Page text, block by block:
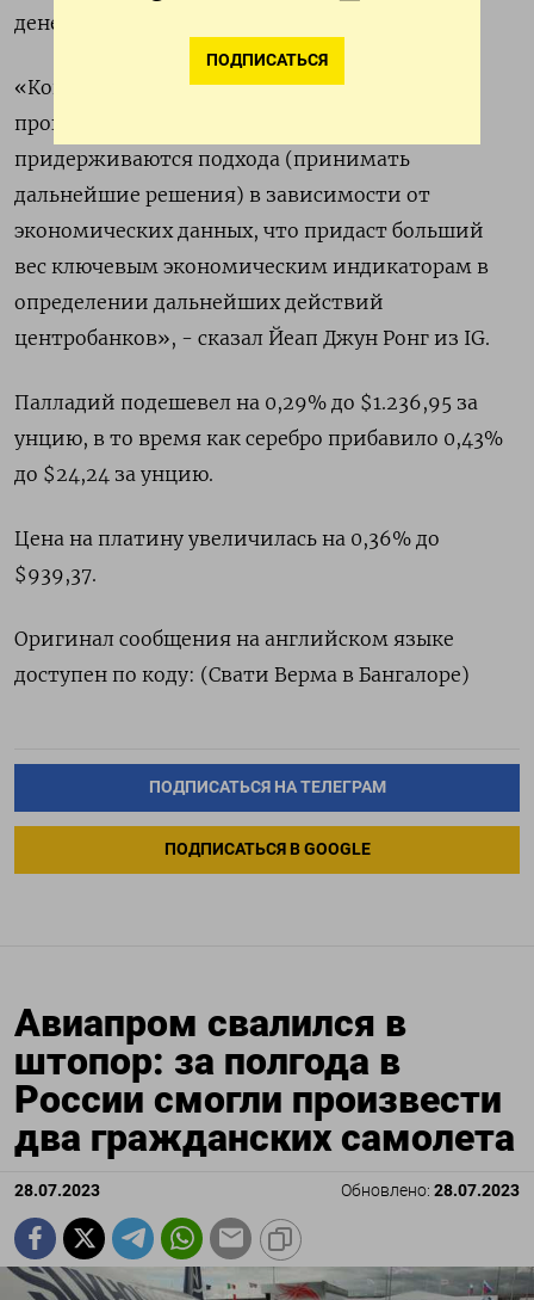
ПОДПИСАТЬСЯ
денежно-кредитных стимулов.
«Когда заседания центральных банков уже
прошли, чиновники, как правило,
придерживаются подхода (принимать
дальнейшие решения) в зависимости от
экономических данных, что придаст больший
вес ключевым экономическим индикаторам в
определении дальнейших действий
центробанков», - сказал Йеап Джун Ронг из IG.
Палладий подешевел на 0,29% до $1.236,95​​ за
унцию, в то время как серебро прибавило 0,43%
до $24,24​ за унцию.
Цена на платину увеличилась на 0,36% до
$939,37.
Оригинал сообщения на английском языке
доступен по коду: (Свати Верма в Бангалоре)
ПОДПИСАТЬСЯ НА ТЕЛЕГРАМ
ПОДПИСАТЬСЯ В GOOGLE
Авиапром свалился в
штопор: за полгода в
России смогли произвести
два гражданских самолета
28.07.2023 Обновлено: 28.07.2023